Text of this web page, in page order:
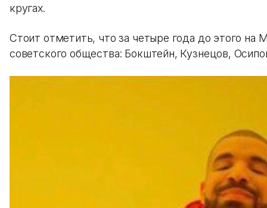
кругах.
Стоит отметить, что за четыре года до этого
советского общества: Бокштейн, Кузнецов,